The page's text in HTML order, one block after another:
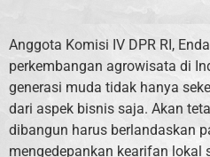
Anggota Komisi IV DPR RI,
perkembangan agrowisata di
generasi muda tidak hanya
dari aspek bisnis saja. Akan
dibangun harus berlandaskan
mengedepankan kearifan lokal